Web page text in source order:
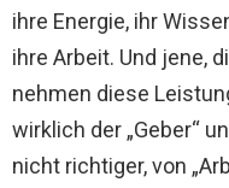
ihre Energie, ihr
ihre Arbeit. Und jene,
nehmen diese
wirklich der „Geber“
nicht richtiger, von